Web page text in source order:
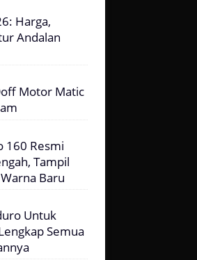
Harga,
Andalan
Motor Matic
160 Resmi
Tampil
Baru
Untuk
Semua